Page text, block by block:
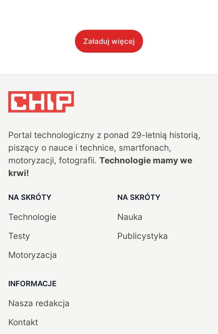
Załaduj więcej
Portal technologiczny z ponad 29-letnią historią,
piszący o nauce i technice, smartfonach,
motoryzacji, fotografii. Technologie mamy we
krwi!
NA SKRÓTY
Technologie
Testy
Motoryzacja
NA SKRÓTY
Nauka
Publicystyka
INFORMACJE
Nasza redakcja
Kontakt